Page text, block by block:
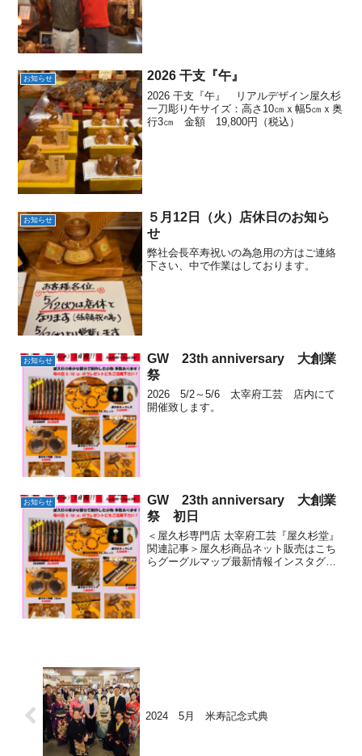
お知らせ 2026 干支『午』
2026 干支『午』 リアルデザイン屋久杉
一刀彫り午サイズ：高さ10㎝ｘ幅5㎝ｘ奥
行3㎝ 金額 19,800円（税込）
お知らせ
５月12日（火）店休日のお知ら
せ
弊社会長卒寿祝いの為急用の方はご連絡
下さい、中で作業はしております。
お知らせ
GW 23th anniversary 大創業
祭
2026 5/2～5/6 太宰府工芸 店内にて
開催致します。
お知らせ
GW 23th anniversary 大創業
祭 初日
＜屋久杉専門店 太宰府工芸『屋久杉堂』
関連記事＞屋久杉商品ネット販売はこち
らグーグルマップ最新情報インスタグラ
2024 5月 米寿記念式典